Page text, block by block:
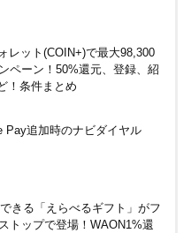
レット(COIN+)で最大98,300
ペーン！50%還元、登録、紹
！条件まとめ
Pay追加時のナビダイヤル
きる「えらべるギフト」がフ
トップで登場！WAON1%還